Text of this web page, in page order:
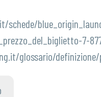
schede/
7-
glossario/